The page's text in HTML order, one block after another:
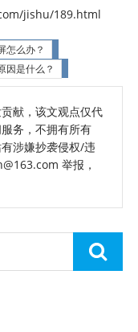
jishu/189.html
怎么办？
因是什么？
献，该文观点仅代
务，不拥有所有
涉嫌抄袭侵权/违
举报，